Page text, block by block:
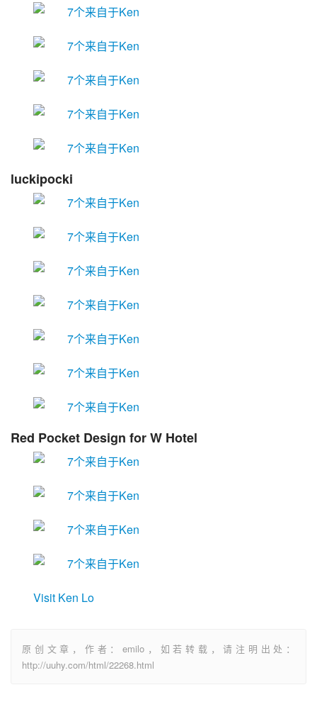
luckipocki
Red Pocket Design for W Hotel
Visit Ken Lo
原创文章，作者：emilo，如若转载，请注明出处：
http://uuhy.com/html/22268.html